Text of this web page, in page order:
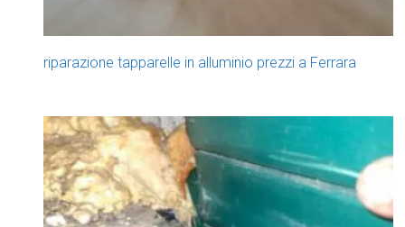
riparazione tapparelle in alluminio prezzi a Ferrara